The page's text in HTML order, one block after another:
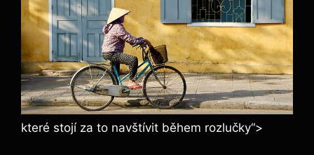
které stojí za to navštívit během rozlučky“>